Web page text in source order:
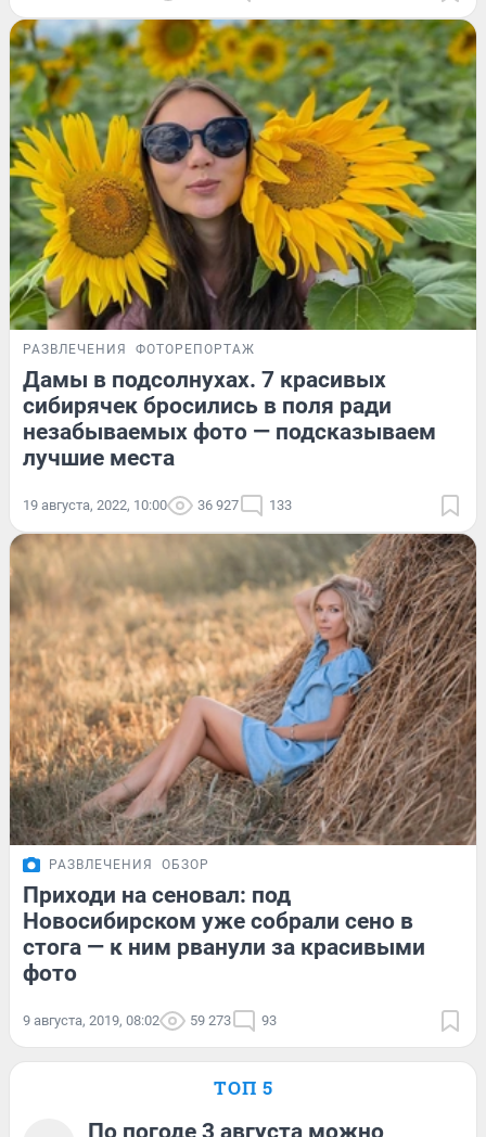
РАЗВЛЕЧЕНИЯ ФОТОРЕПОРТАЖ
Дамы в подсолнухах. 7 красивых
сибирячек бросились в поля ради
незабываемых фото — подсказываем
лучшие места
19 августа, 2022, 10:00 36 927 133
РАЗВЛЕЧЕНИЯ ОБЗОР
Приходи на сеновал: под
Новосибирском уже собрали сено в
стога — к ним рванули за красивыми
фото
9 августа, 2019, 08:02 59 273 93
ТОП 5
По погоде 3 августа можно